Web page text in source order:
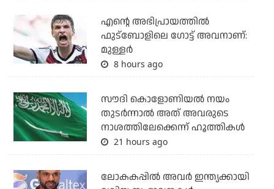
എന്റെ അഭിപ്രായത്തില്‍
ഫുട്‌ബോളിലെ ഗോട്ട് അവനാണ്:
മുള്ളര്‍
8 hours ago
സൗദി കൊളോണിയല്‍ നയം
തുടര്‍ന്നാല്‍ അത് അവരുടെ
നാശത്തിലേക്കെന്ന് ഹൂത്തികള്‍
21 hours ago
ലോകകപ്പിൽ അവര്‍ ഇന്ത്യക്കായി